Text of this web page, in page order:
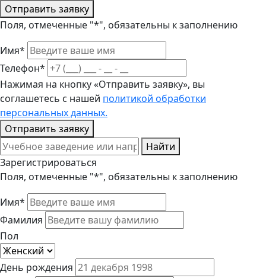
Отправить заявку
Поля, отмеченные "*", обязательны к заполнению
Имя*
Телефон*
Нажимая на кнопку «Отправить заявку», вы
соглашетесь с нашей политикой обработки
персональных данных.
Отправить заявку
Найти
Зарегистрироваться
Поля, отмеченные "*", обязательны к заполнению
Имя*
Фамилия
Пол
День рождения